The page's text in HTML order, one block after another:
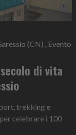
(CN) , Evento
di vita
trekking e
celebrare i 100